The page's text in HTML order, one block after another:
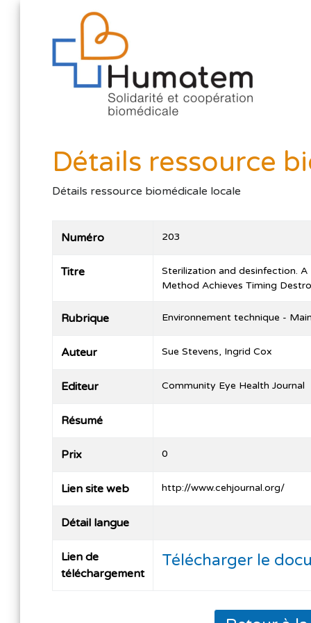
Détails ressource
Détails ressource biomédicale locale
Numéro 203
Titre
Sterilization and desinfection.
Method Achieves Timing
Rubrique Environnement technique -
Auteur Sue Stevens, Ingrid Cox
Editeur Community Eye Health Journal
Résumé
Prix 0
Lien site web http://www.cehjournal.org/
Détail langue
Lien de
téléchargement
Télécharger le